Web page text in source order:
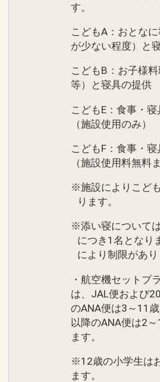
す。
こどもA：おとな
が少ない程度）と
こどもB：お子様
等）と寝具の提供
こどもE：食事・
（施設使用のみ）
こどもF：食事・
（施設使用料無料
※施設によりこど
ります。
※添い寝について
につき1名となり
により制限があり
・航空機セットプ
は、JAL便および
のANA便は3～11
以降のANA便は2
ます。
※12歳の小学生は
ます。